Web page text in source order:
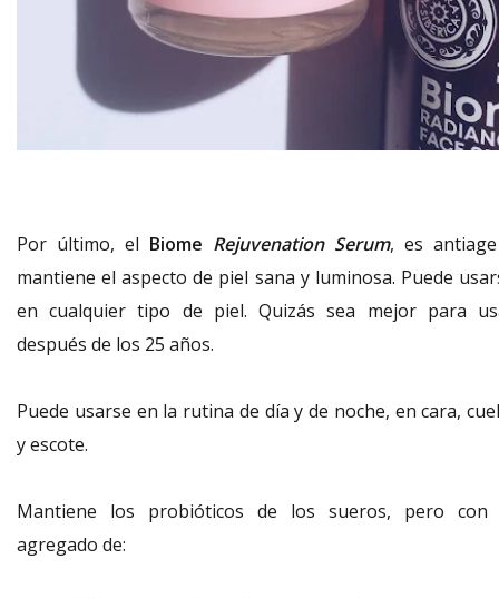
Por último, el Biome Rejuvenation Serum, es
mantiene el aspecto de piel sana y luminosa. Puede
en cualquier tipo de piel. Quizás sea mejor para
después de los 25 años.
Puede usarse en la rutina de día y de noche, en cara,
y escote.
Mantiene los probióticos de los sueros, pero con
agregado de: